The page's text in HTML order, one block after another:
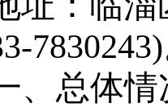
7830243
、总体情